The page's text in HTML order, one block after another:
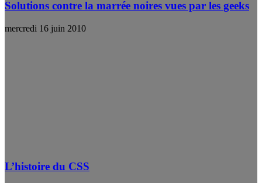
Solutions contre la marrée noires vues par les geeks
mercredi 16 juin 2010
L’histoire du CSS